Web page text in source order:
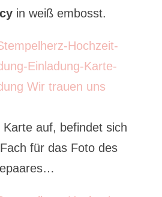
in weiß embosst.
auf, befindet sich
für das Foto des